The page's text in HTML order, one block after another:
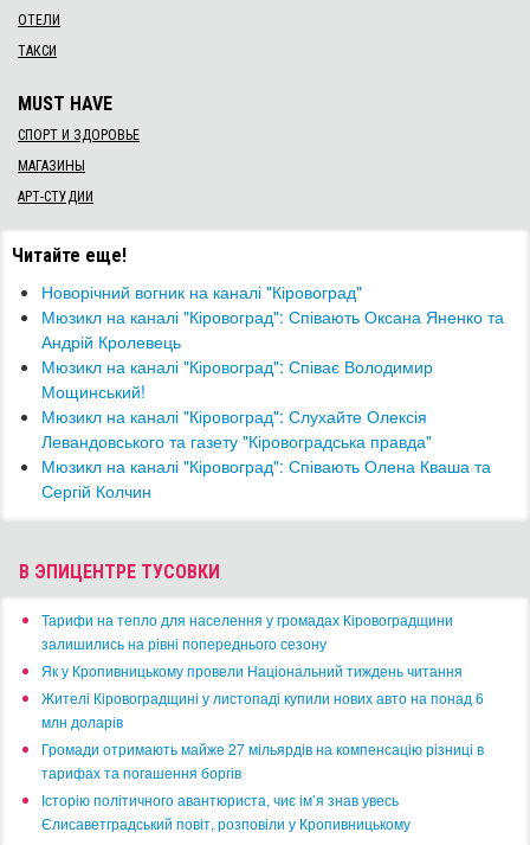
ОТЕЛИ
ТАКСИ
MUST HAVE
СПОРТ И ЗДОРОВЬЕ
МАГАЗИНЫ
АРТ-СТУДИИ
Читайте еще!
Новорічний вогник на каналі "Кіровоград"
Мюзикл на каналі "Кіровоград": Співають Оксана Яненко та
Андрій Кролевець
Мюзикл на каналі "Кіровоград": Співає Володимир
Мощинський!
Мюзикл на каналі "Кіровоград": Слухайте Олексія
Левандовського та газету "Кіровоградська правда"
Мюзикл на каналі "Кіровоград": Співають Олена Кваша та
Сергій Колчин
В ЭПИЦЕНТРЕ ТУСОВКИ
​Тарифи на тепло для населення у громадах Кіровоградщини
залишились на рівні попереднього сезону
​Як у Кропивницькому провели Національний тиждень читання
​Жителі Кіровоградщині у листопаді купили нових авто на понад 6
млн доларів
​Громади отримають майже 27 мільярдів на компенсацію різниці в
тарифах та погашення боргів
Історію політичного авантюриста, чиє ім’я знав увесь
Єлисаветградський повіт, розповіли у Кропивницькому